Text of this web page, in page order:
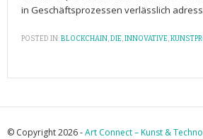
⁤in⁢ Geschäftsprozessen verlässlich
POSTED IN:BLOCKCHAIN,DIE,INNOVATIVE,
© Copyright 2026 -Art Connect – Kunst &